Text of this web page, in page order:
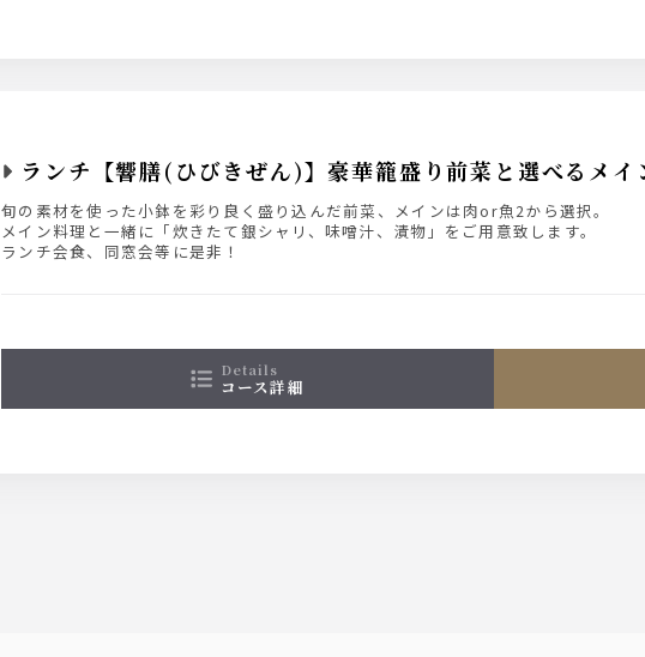
ランチ【響膳(ひびきぜん)】豪華籠盛り前菜と選べるメイ
旬の素材を使った小鉢を彩り良く盛り込んだ前菜、メインは肉or魚2から選択。
メイン料理と一緒に「炊きたて銀シャリ、味噌汁、漬物」をご用意致します。
ランチ会食、同窓会等に是非！
details
コース詳細